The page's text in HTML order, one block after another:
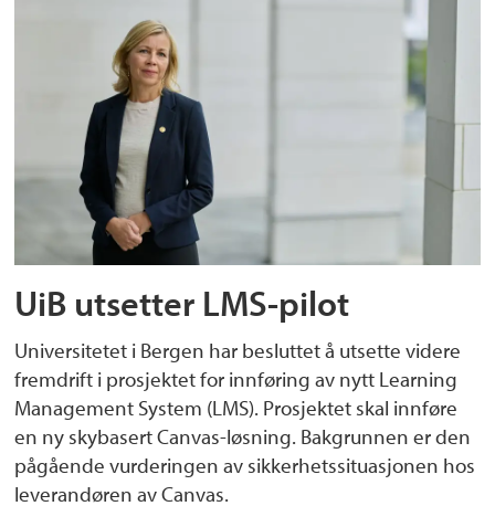
UiB utsetter LMS-pilot
Universitetet i Bergen har besluttet å utsette videre
fremdrift i prosjektet for innføring av nytt Learning
Management System (LMS). Prosjektet skal innføre
en ny skybasert Canvas-løsning. Bakgrunnen er den
pågående vurderingen av sikkerhetssituasjonen hos
leverandøren av Canvas.